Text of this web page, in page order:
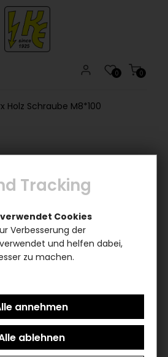
0
0
Holz Schraube M8*100
Tracking
Cookies
Verbesserung der
und helfen dabei,
zu machen.